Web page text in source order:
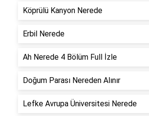
Köprülü Kanyon Nerede
Erbil Nerede
Ah Nerede 4 Bölüm Full İzle
Doğum Parası Nereden Alınır
Lefke Avrupa Üniversitesi Nerede